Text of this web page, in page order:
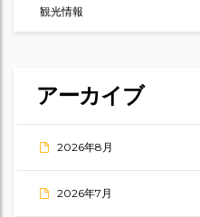
観光情報
アーカイブ
2026年8月
2026年7月